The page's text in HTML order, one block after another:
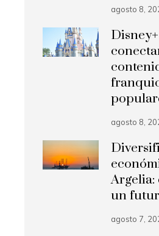
agosto 8,
agosto 8,
Argelia:
un
agosto 7,